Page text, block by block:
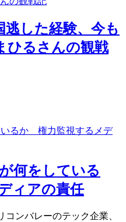
した経験、今も
るさんの観戦
るか 権力監視するメデ
何をしている
ィアの責任
ンバレーのテック企業、